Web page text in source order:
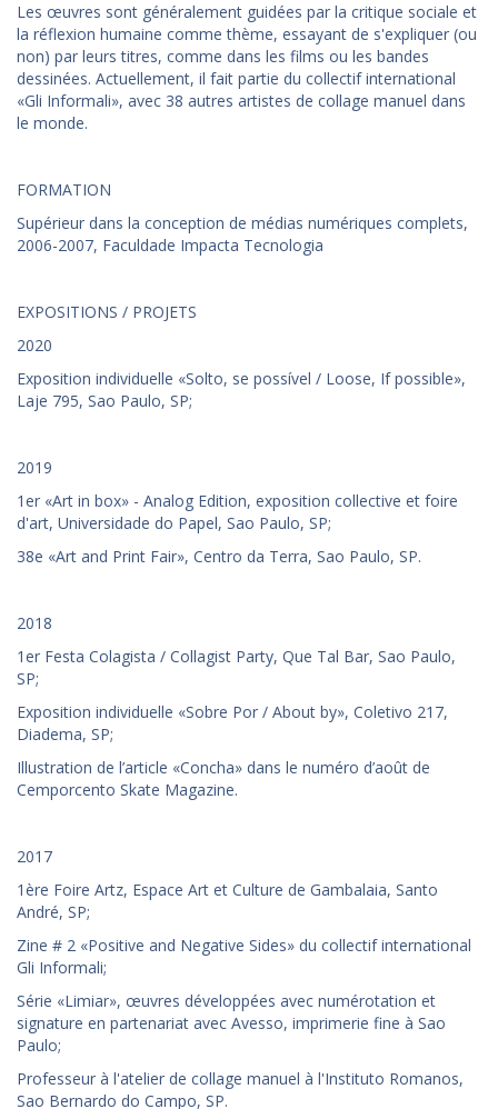
Les œuvres sont généralement guidées par la critique sociale et
la réflexion humaine comme thème, essayant de s'expliquer (ou
non) par leurs titres, comme dans les films ou les bandes
dessinées. Actuellement, il fait partie du collectif international
«Gli Informali», avec 38 autres artistes de collage manuel dans
le monde.
FORMATION
Supérieur dans la conception de médias numériques complets,
2006-2007, Faculdade Impacta Tecnologia
EXPOSITIONS / PROJETS
2020
Exposition individuelle «Solto, se possível / Loose, If possible»,
Laje 795, Sao Paulo, SP;
2019
1er «Art in box» - Analog Edition, exposition collective et foire
d'art, Universidade do Papel, Sao Paulo, SP;
38e «Art and Print Fair», Centro da Terra, Sao Paulo, SP.
2018
1er Festa Colagista / Collagist Party, Que Tal Bar, Sao Paulo,
SP;
Exposition individuelle «Sobre Por / About by», Coletivo 217,
Diadema, SP;
Illustration de l’article «Concha» dans le numéro d’août de
Cemporcento Skate Magazine.
2017
1ère Foire Artz, Espace Art et Culture de Gambalaia, Santo
André, SP;
Zine # 2 «Positive and Negative Sides» du collectif international
Gli Informali;
Série «Limiar», œuvres développées avec numérotation et
signature en partenariat avec Avesso, imprimerie fine à Sao
Paulo;
Professeur à l'atelier de collage manuel à l'Instituto Romanos,
Sao Bernardo do Campo, SP.